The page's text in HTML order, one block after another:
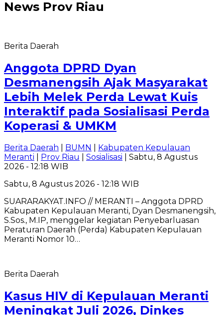
News Prov Riau
Berita Daerah
Anggota DPRD Dyan
Desmanengsih Ajak Masyarakat
Lebih Melek Perda Lewat Kuis
Interaktif pada Sosialisasi Perda
Koperasi & UMKM
Berita Daerah BUMN
Kabupaten Kepulauan
Meranti
Prov Riau Sosialisasi | Sabtu, 8 Agustus
2026 - 12:18 WIB
Sabtu, 8 Agustus 2026 - 12:18 WIB
SUARARAKYAT.INFO // MERANTI – Anggota DPRD
Kabupaten Kepulauan Meranti, Dyan Desmanengsih,
S.Sos., M.IP, menggelar kegiatan Penyebarluasan
Peraturan Daerah (Perda) Kabupaten Kepulauan
Meranti Nomor 10…
Berita Daerah
Kasus HIV di Kepulauan Meranti
Meningkat Juli 2026, Dinkes